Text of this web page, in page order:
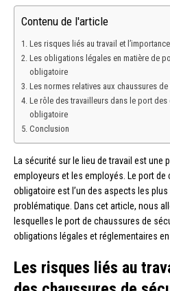
Contenu de l'article
Les risques liés au travail et
Les obligations légales en matière de
obligatoire
Les normes relatives aux chaussures de
Le rôle des travailleurs dans le port des
obligatoire
Conclusion
La sécurité sur le lieu de travail est une
employeurs et les employés. Le port de
obligatoire est l’un des aspects les
problématique. Dans cet article, nous
lesquelles le port de chaussures de
obligations légales et réglementaires
Les risques liés au